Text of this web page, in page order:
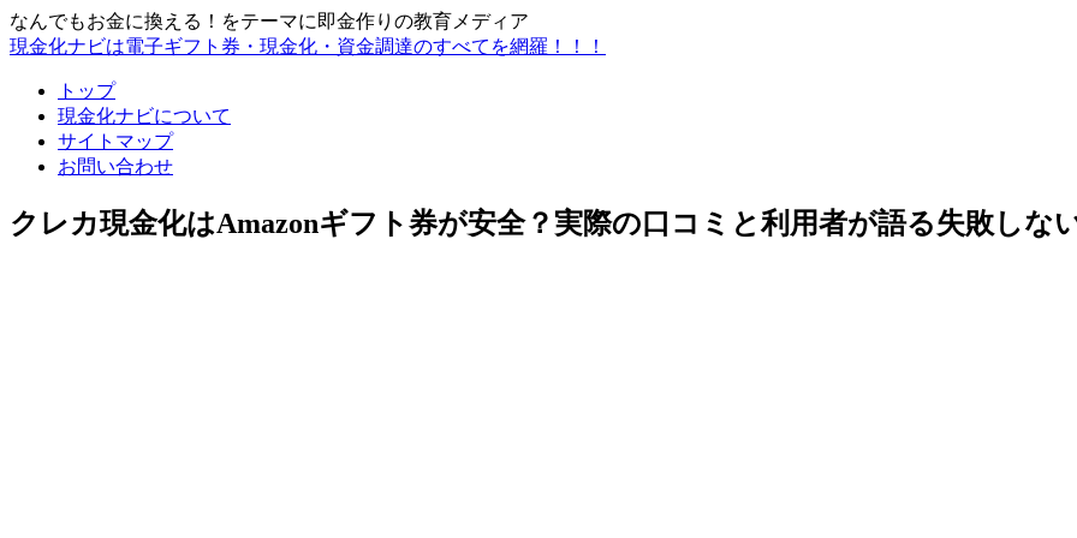
なんでもお金に換える！をテーマに即金作りの教育メディア
現金化ナビは電子ギフト券・現金化・資金調達のすべてを網羅！！！
トップ
現金化ナビについて
サイトマップ
お問い合わせ
クレカ現金化はAmazonギフト券が安全？実際の口コミと利用者が語る失敗しな